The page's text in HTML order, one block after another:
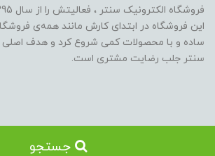
این فروشگاه در ابتدای کارش مانند همه‌ی
ساده و با محصولات کمی شروع کرد و هدف اصلی
سنتر جلب رضایت مشتری است.
ساخت سایت توسطPortal